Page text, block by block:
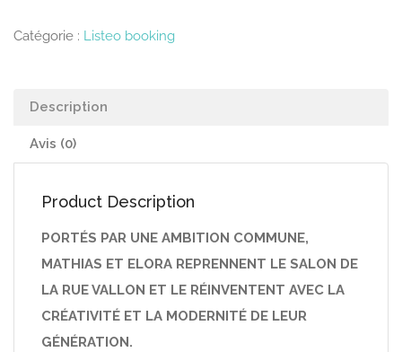
Catégorie : Listeo booking
Description
Avis (0)
Product Description
PORTÉS PAR UNE AMBITION COMMUNE,
MATHIAS ET ELORA REPRENNENT LE SALON DE
LA RUE VALLON ET LE RÉINVENTENT AVEC LA
CRÉATIVITÉ ET LA MODERNITÉ DE LEUR
GÉNÉRATION.